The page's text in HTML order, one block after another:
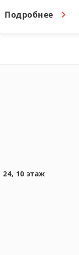
выходной день.
Подробнее
10 этаж